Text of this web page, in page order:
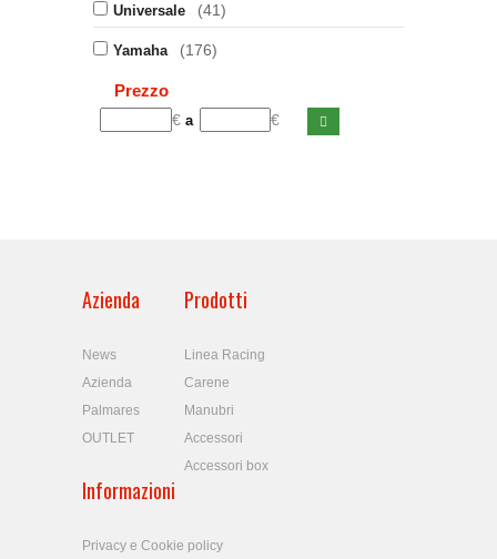
Universale (41)
Yamaha (176)
Prezzo
€ a €
Azienda
News
Azienda
Palmares
OUTLET
Prodotti
Linea Racing
Carene
Manubri
Accessori
Accessori box
Informazioni
Privacy e Cookie policy